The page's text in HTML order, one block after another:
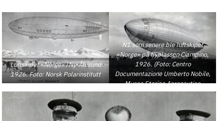
Luftskipet «Norge» i Ny-Ålesund
1926. Foto: Norsk Polarinstitutt
N1 som senere ble luftskipet
«Norge» på flyplassen Ciampino,
1926. (Foto: Centro
Documentazione Umberto Nobile,
Museo Storico Aeronautica
Militare, Vigna di Valle)